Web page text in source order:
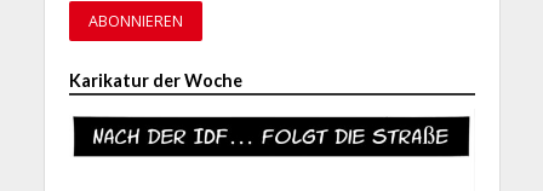
Karikatur der Woche